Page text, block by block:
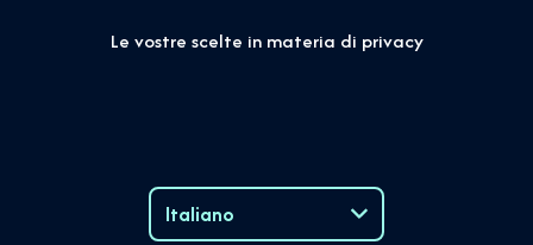
Le vostre scelte in materia di privacy
Italiano